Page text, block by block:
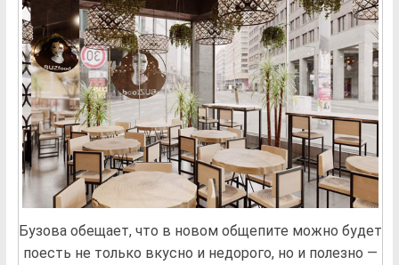
Бузова обещает, что в новом общепите можно будет
поесть не только вкусно и недорого, но и полезно —